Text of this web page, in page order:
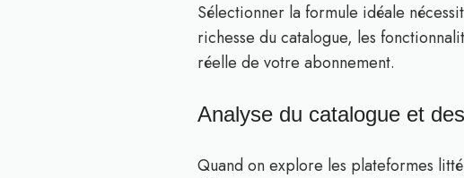
Sélectionner la formule idéale
richesse du catalogue, les
réelle de votre abonnement.
Analyse du catalogue et
Quand on explore les plateformes